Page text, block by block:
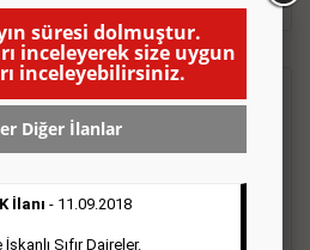
İlanı
Gazetelerin tirajını önemli ölçüde
de önemli bir bölümünü
eleman ilanlarında 6 kelime
süresi dolmuştur.
inceleyerek size uygun
inceleyebilirsiniz.
Diğer İlanlar
İlanı - 11.09.2018
Sıfır Daireler.